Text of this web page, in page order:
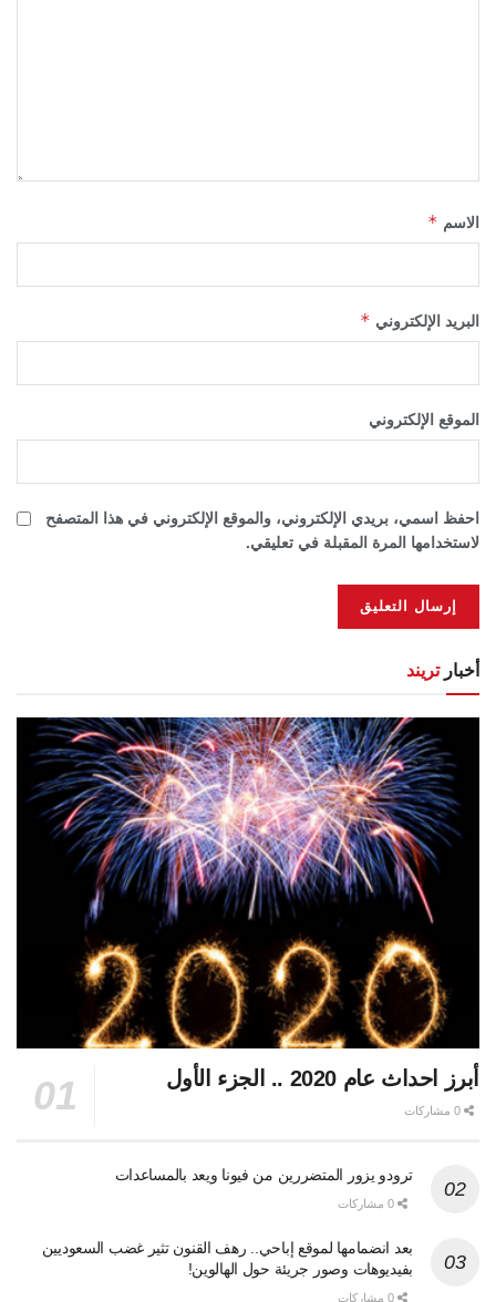
الاسم *
البريد الإلكتروني *
الموقع الإلكتروني
احفظ اسمي، بريدي الإلكتروني، والموقع الإلكتروني في هذا المتصفح
لاستخدامها المرة المقبلة في تعليقي.
أخبارتريند
أبرز احداث عام 2020 .. الجزء الأول
ترودو يزور المتضررين من فيونا ويعد بالمساعدات
بعد انضمامها لموقع إباحي.. رهف القنون تثير غضب السعوديين
بفيديوهات وصور جريئة حول الهالوين!